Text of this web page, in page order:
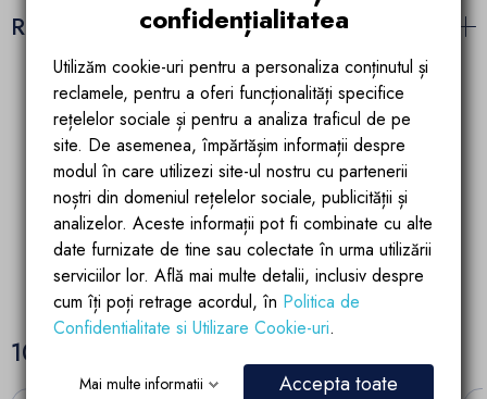
Recenzii (1)
Garantia calitatii
Produsele brandului EGO
sunt fabricate dupa
ultimele tehnologii de
calitate si inovatie
Parteneriate de
succes
Account manager
pregatit si dedicat
partenerilor si
colaboratorilor
10 alte produse in aceeasi categorie:
confidențialitatea
Utilizăm cookie-uri pentru a personaliza conținutul și
reclamele, pentru a oferi funcționalități specifice
rețelelor sociale și pentru a analiza traficul de pe
site. De asemenea, împărtășim informații despre
modul în care utilizezi site-ul nostru cu partenerii
noștri din domeniul rețelelor sociale, publicității și
analizelor. Aceste informații pot fi combinate cu alte
date furnizate de tine sau colectate în urma utilizării
serviciilor lor. Află mai multe detalii, inclusiv despre
cum îți poți retrage acordul, în Politica de
Confidentialitate si Utilizare Cookie-uri.
Mai multe informatii Accepta toate